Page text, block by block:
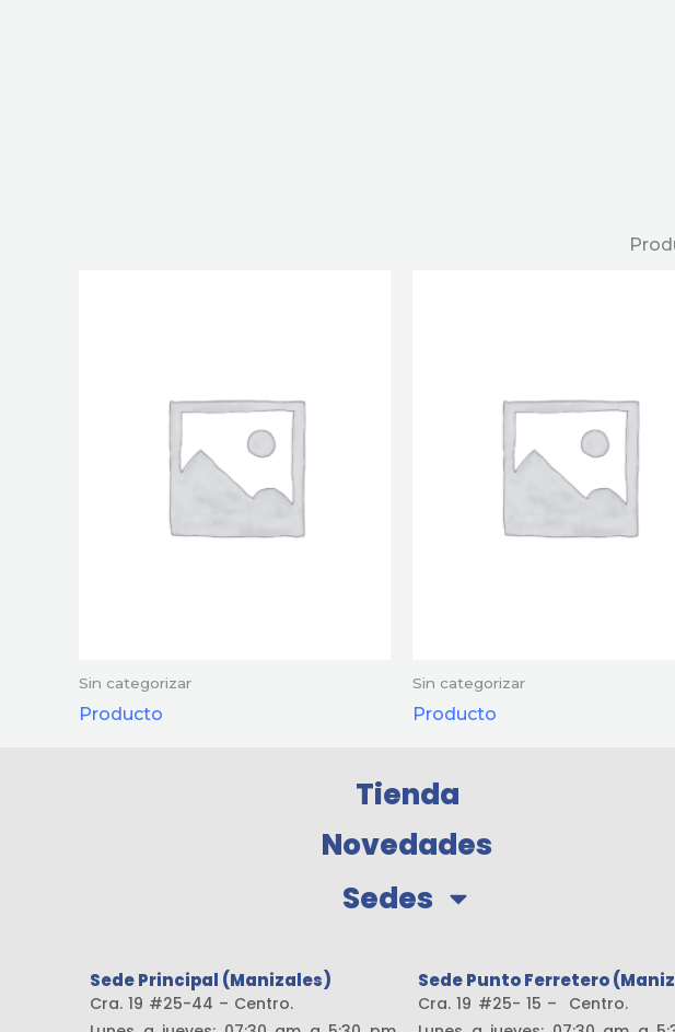
Sin categorizar
Producto
Sin categorizar
Producto
Tienda
Novedades
Sedes
Sede Principal (Manizales)
Cra. 19 #25-44 – Centro.
Sede Punto Ferretero
Cra. 19 #25- 15 –